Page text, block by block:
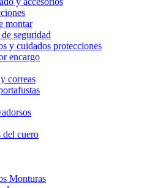
montar
seguridad
y cuidados protecciones
encargo
correas
del cuero
Monturas